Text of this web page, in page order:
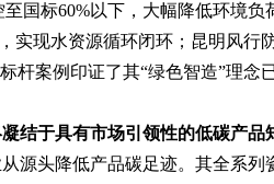
国标60%以下，大幅降低环境
实现水资源循环闭环；昆明风行
杆案例印证了其“绿色智造”理念
结于具有市场引领性的低碳产品
源头降低产品碳足迹。其全系列